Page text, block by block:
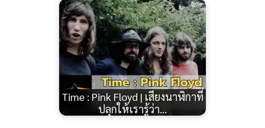
Time : Pink Floyd | เสียงนาฬิกาที่
ปลุกให้เรารู้ว่า…